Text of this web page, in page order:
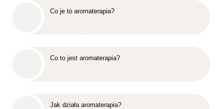
Co je to aromaterapia?
Co to jest aromaterapia?
Jak działa aromaterapia?